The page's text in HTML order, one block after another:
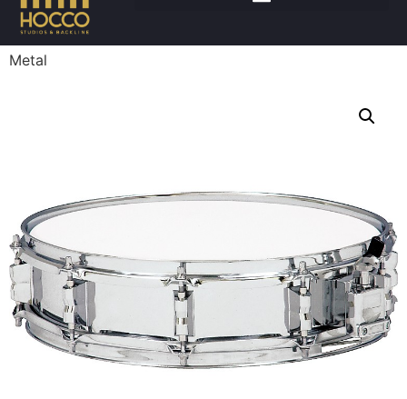
Accueil/Batteries
Metal